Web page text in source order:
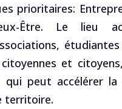
prioritaires:
Être. Le lieu
et
peut accélérer
territoire.